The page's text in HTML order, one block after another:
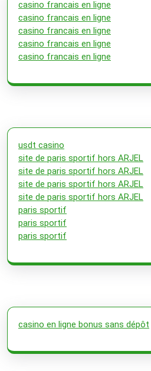
casino francais en ligne
casino francais en ligne
casino francais en ligne
casino francais en ligne
casino francais en ligne
usdt casino
site de paris sportif hors ARJEL
site de paris sportif hors ARJEL
site de paris sportif hors ARJEL
site de paris sportif hors ARJEL
paris sportif
paris sportif
paris sportif
casino en ligne bonus sans dépôt